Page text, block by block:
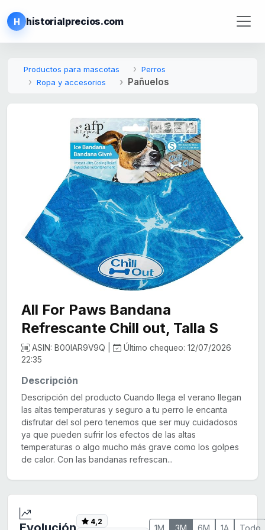
H historialprecios.com
Productos para mascotas
Perros
Ropa y accesorios
Pañuelos
All For Paws Bandana
Refrescante Chill out, Talla S
ASIN: B00IAR9V9Q |
Último chequeo: 12/07/2026
22:35
Descripción
Descripción del producto Cuando llega el verano llegan
las altas temperaturas y seguro a tu perro le encanta
disfrutar del sol pero tenemos que ser muy cuidadosos
ya que pueden sufrir los efectos de las altas
temperaturas o algo mucho más grave como los golpes
de calor. Con las bandanas refrescan...
4,2
1M 3M 6M 1A Todo